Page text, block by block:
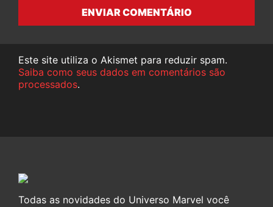
ENVIAR COMENTÁRIO
Este site utiliza o Akismet para reduzir spam.
Saiba como seus dados em comentários são
processados.
Todas as novidades do Universo Marvel você